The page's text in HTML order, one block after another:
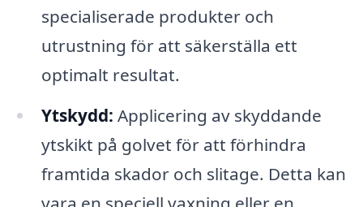
specialiserade produkter och
utrustning för att säkerställa ett
optimalt resultat.
Ytskydd: Applicering av skyddande
ytskikt på golvet för att förhindra
framtida skador och slitage. Detta kan